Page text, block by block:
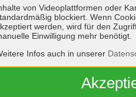
Lieferservice
Anhängerverleih
Transporterverleih
von Videoplattformen oder
blockiert. Wenn
werden, wird für den
Einwilligung mehr benötigt.
Infos auch in unserer